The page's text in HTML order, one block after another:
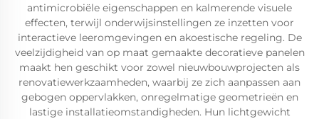
antimicrobiële eigenschappen en kalmerende visuele
effecten, terwijl onderwijsinstellingen ze inzetten voor
interactieve leeromgevingen en akoestische regeling. De
veelzijdigheid van op maat gemaakte decoratieve panelen
maakt hen geschikt voor zowel nieuwbouwprojecten als
renovatiewerkzaamheden, waarbij ze zich aanpassen aan
gebogen oppervlakken, onregelmatige geometrieën en
lastige installatieomstandigheden. Hun lichtgewicht